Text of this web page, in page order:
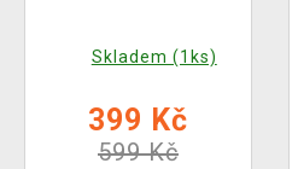
Skladem (1ks)
399 Kč
599 Kč